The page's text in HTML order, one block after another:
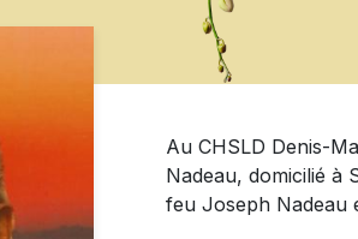
Au CHSLD Denis-
Nadeau, domicilié à
feu Joseph Nadeau